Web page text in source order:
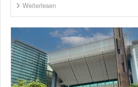
Weiterlesen